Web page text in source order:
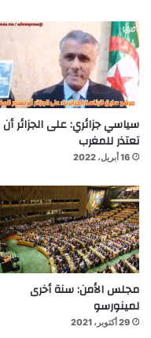
سياسي جزائري: على الجزائر أن
تعتذر للمغرب
16 أبريل، 2022
مجلس الأمن: سنة أخرى
لمينورسو
29 أكتوبر، 2021